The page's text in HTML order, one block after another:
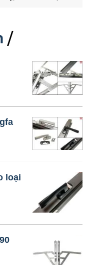
loại